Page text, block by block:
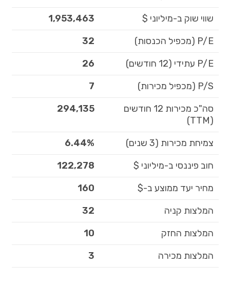
שווי שוק ב-מיליוני $
1,953,463
P/E (מכפיל הכנסות)
32
P/E עתידי (12 חודשים)
26
P/S (מכפיל מכירות)
7
סה"כ מכירות 12 חודשים
(TTM)
294,135
צמיחת מכירות (3 שנים)
6.44%
חוב פיננסי ב-מיליוני $
122,278
מחיר יעד ממוצע ב-$
160
המלצות קניה
32
המלצות החזק
10
המלצות מכירה
3